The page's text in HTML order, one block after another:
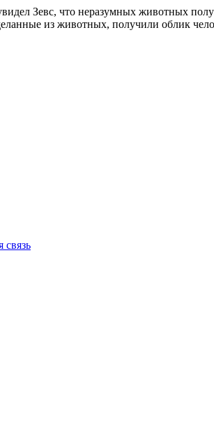
Зевс, что неразумных животных
из животных, получили облик
связь